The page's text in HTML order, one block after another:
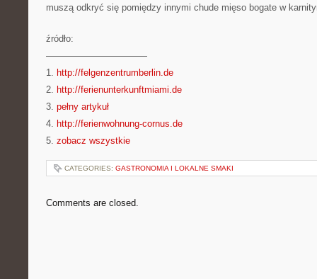
muszą odkryć się pomiędzy innymi chude mięso bogate w
źródło:
———————————
1. http://felgenzentrumberlin.de
2. http://ferienunterkunftmiami.de
3. pełny artykuł
4. http://ferienwohnung-cornus.de
5. zobacz wszystkie
CATEGORIES: GASTRONOMIA I LOKALNE SMAKI
Comments are closed.